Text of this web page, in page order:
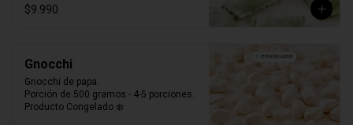
$9.990
Gnocchi
Gnocchi de papa.
Porción de 500 gramos - 4-5 porciones.
Producto Congelado ❄️